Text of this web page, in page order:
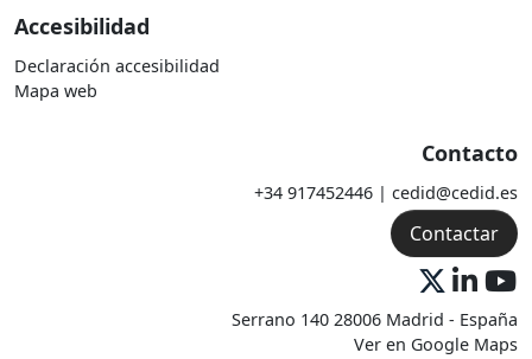
Accesibilidad
Declaración accesibilidad
Mapa web
Contacto
+34 917452446 | cedid@cedid.es
Contactar
Serrano 140 28006 Madrid - España
Ver en Google Maps